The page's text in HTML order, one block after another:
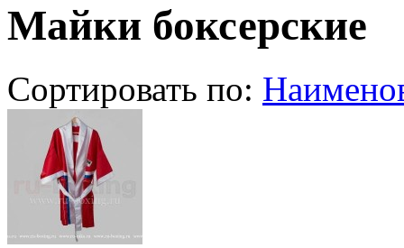
Майки боксерские
Сортировать по: